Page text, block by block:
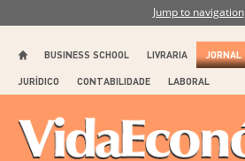
Jump to navigation
BUSINESS SCHOOL LIVRARIA JORNAL
JURÍDICO CONTABILIDADE LABORAL